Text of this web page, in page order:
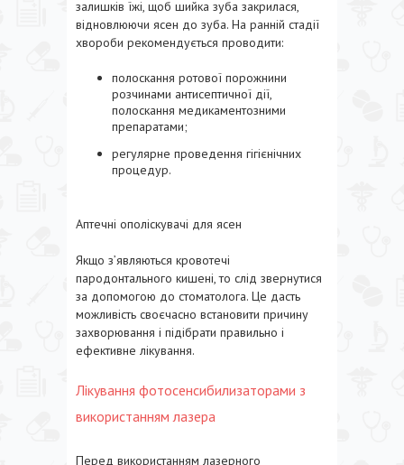
залишків їжі, щоб шийка зуба закрилася,
відновлюючи ясен до зуба. На ранній стадії
хвороби рекомендується проводити:
полоскання ротової порожнини
розчинами антисептичної дії,
полоскання медикаментозними
препаратами;
регулярне проведення гігієнічних
процедур.
Аптечні ополіскувачі для ясен
Якщо з’являються кровотечі
пародонтального кишені, то слід звернутися
за допомогою до стоматолога. Це дасть
можливість своєчасно встановити причину
захворювання і підібрати правильно і
ефективне лікування.
Лікування фотосенсибилизаторами з
використанням лазера
Перед використанням лазерного